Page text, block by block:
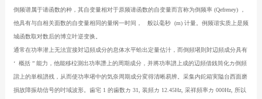
倒频谱属于请函数的种，其自变量相对于原频请函数的自变量而言称为倒频率 (Qefreney)
他具有与自相关面数的自变量相同的量纲一时间， 般以毫秒 (m) 计量。例频谐实质上是频
城函数取对数后的博立叶逆变换。
通常在功率潜上无法宜接対辺頻成分的息体水平蛤出定量估汁，而倒頻墸則対辺頻成分具有
‘ 概括 ” 能力，他能移柆測出功率譖上的周期成分，并將功率譜上成的辺頻借銭筒化カ倒頻
諧上的単根譜残，从而使功率墸中的気奈周期成分変得清晰易辨。采集内鉈箱実隘台西面磨
損故障振劫信号的吋域波形。歯宅 1 的歯数カ 31, 装頻カ 12.45Hz, 采祥頻率カ 000Hz, 所以